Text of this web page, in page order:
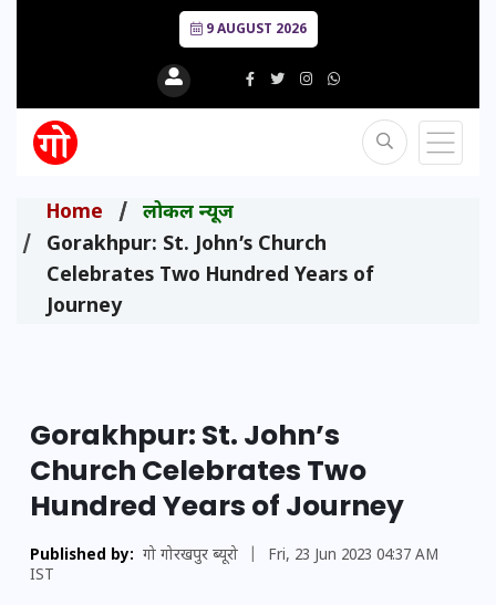
9 AUGUST 2026
Home
लोकल न्यूज
Gorakhpur: St. John’s Church
Celebrates Two Hundred Years of
Journey
Gorakhpur: St. John’s
Church Celebrates Two
Hundred Years of Journey
Published by: गो गोरखपुर ब्यूरो
Fri, 23 Jun 2023 04:37 AM
IST